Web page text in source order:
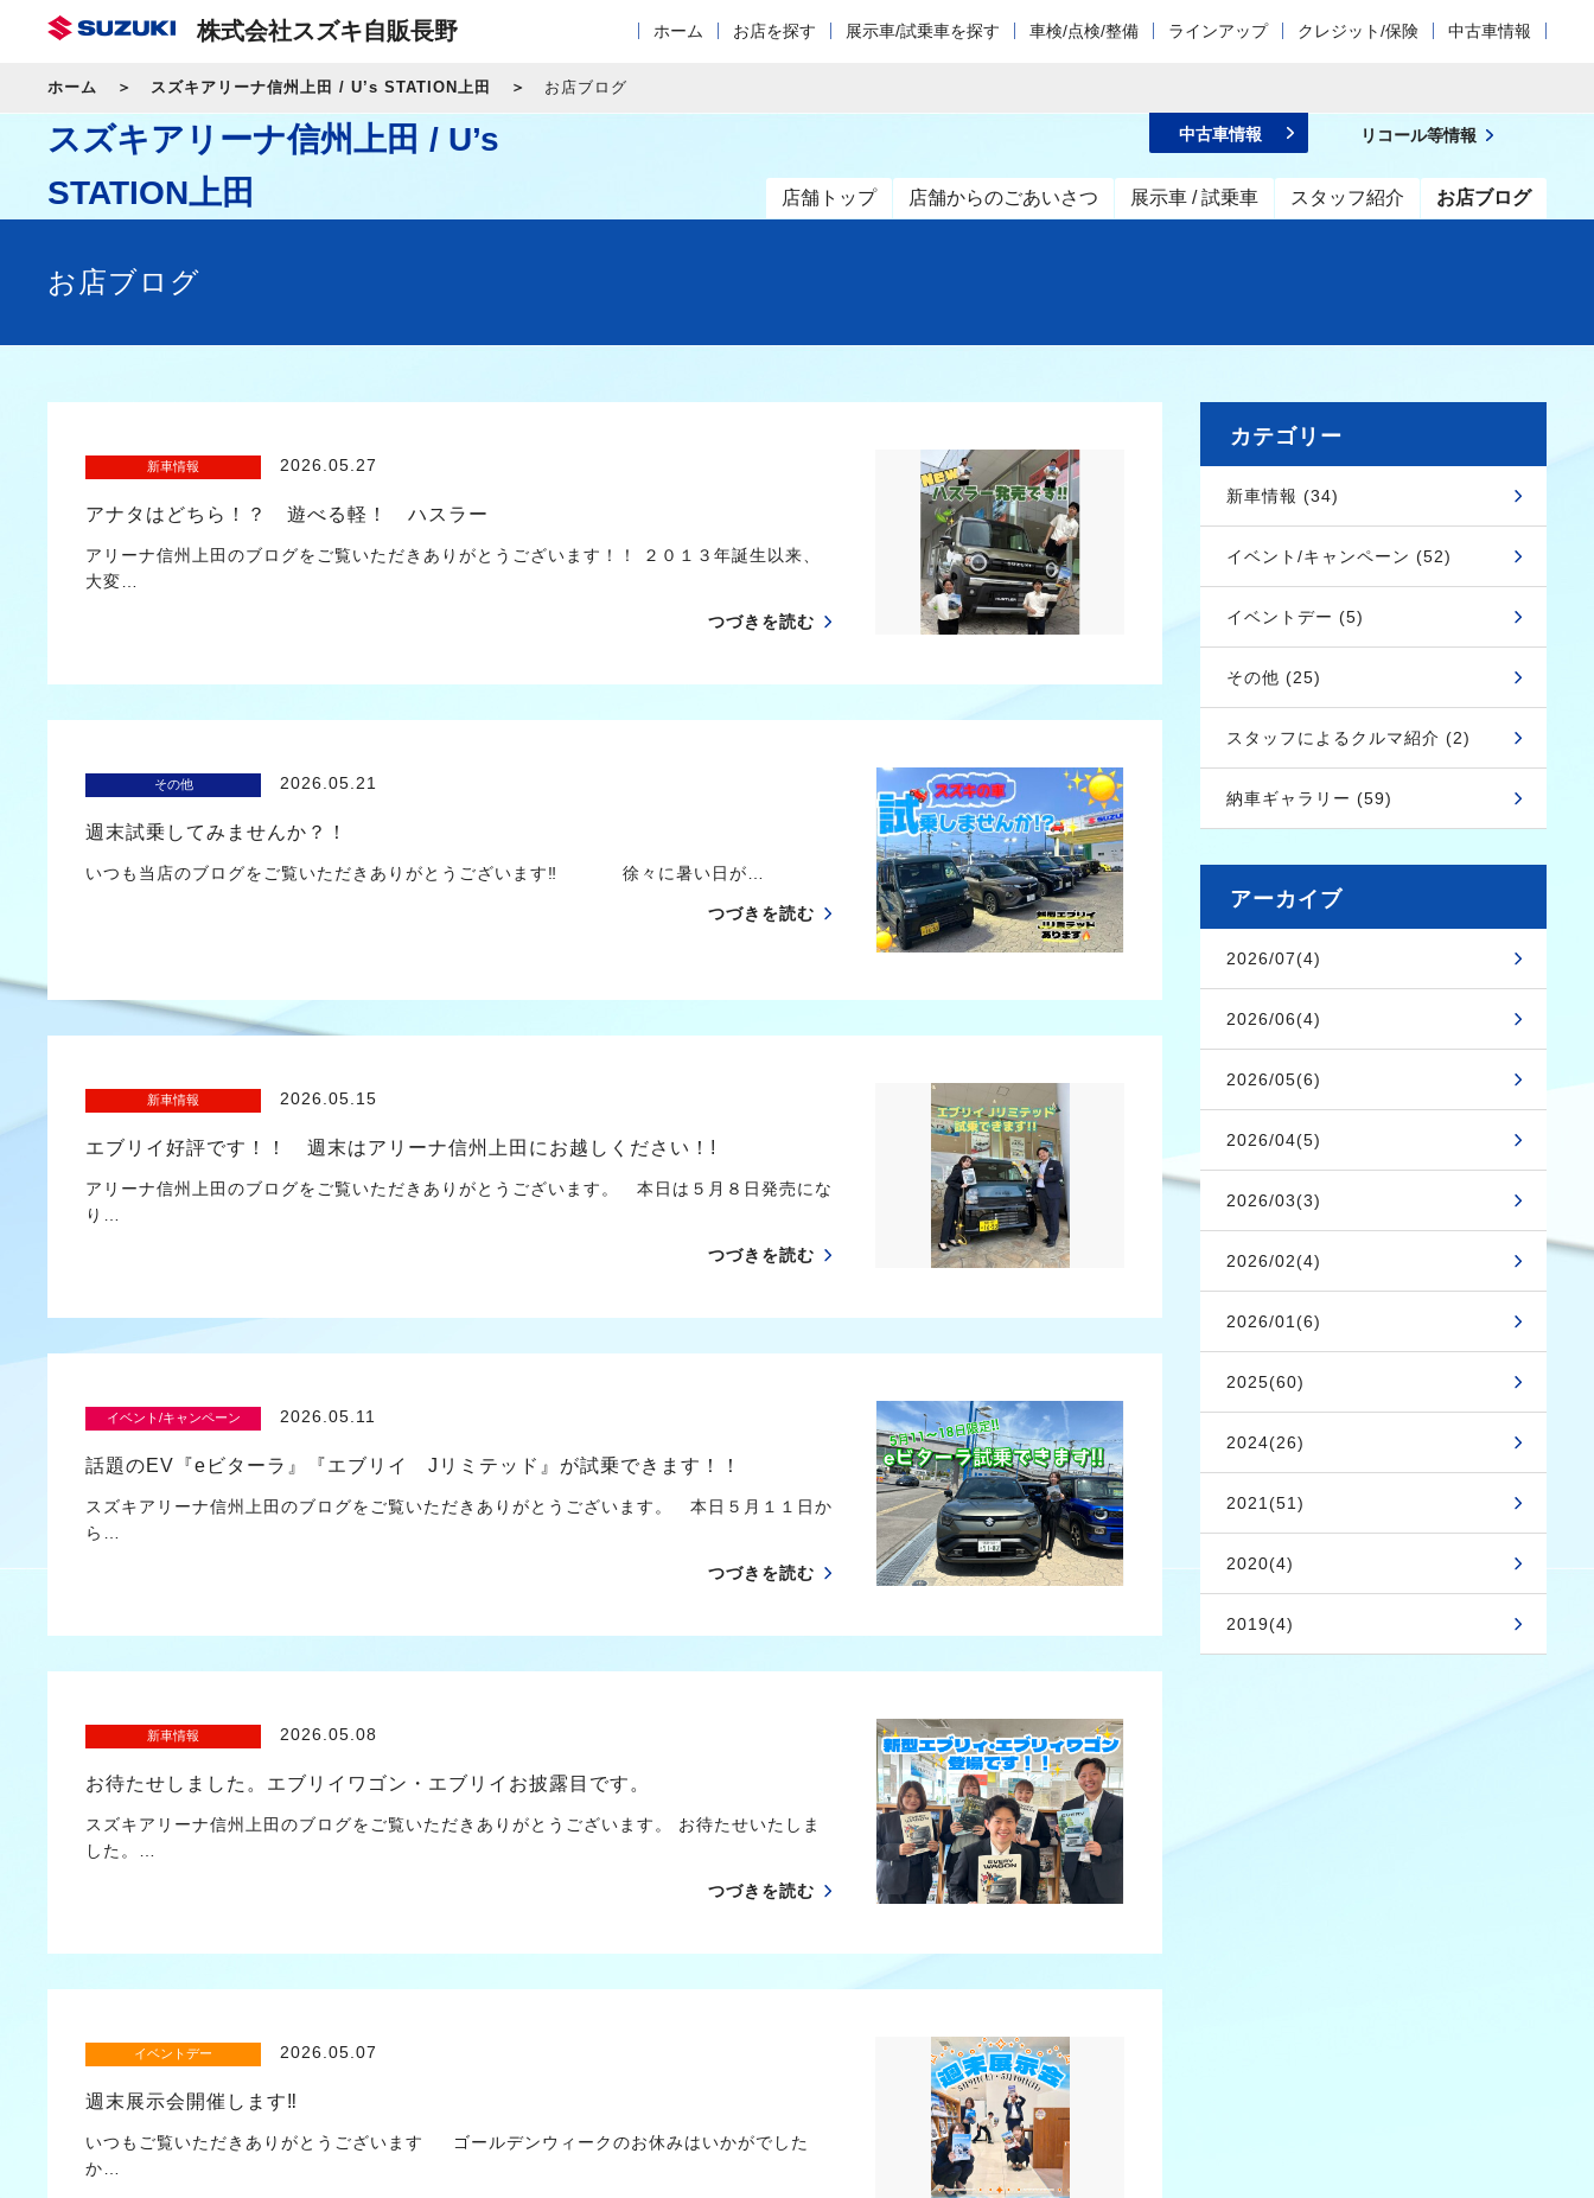
株式会社スズキ自販長野 ホーム お店を探す 展示車/試乗車を探す 車検/点検/整備 ラインアップ クレジット/保険 中古車情報
ホーム スズキアリーナ信州上田 / U’s STATION上田 お店ブログ
スズキアリーナ信州上田 / U’s
STATION上田
店舗トップ 店舗からのごあいさつ 展示車 / 試乗車 スタッフ紹介 お店ブログ
中古車情報 リコール等情報
お店ブログ
新車情報 2026.05.27
アナタはどちら！？ 遊べる軽！ ハスラー
アリーナ信州上田のブログをご覧いただきありがとうございます！！ ２０１３年誕生以来、
大変…
つづきを読む
その他 2026.05.21
週末試乗してみませんか？！
いつも当店のブログをご覧いただきありがとうございます‼ 徐々に暑い日が…
つづきを読む
新車情報 2026.05.15
エブリイ好評です！！ 週末はアリーナ信州上田にお越しください！!
アリーナ信州上田のブログをご覧いただきありがとうございます。 本日は５月８日発売にな
り…
つづきを読む
イベント/キャンペーン 2026.05.11
話題のEV『eビターラ』『エブリイ Jリミテッド』が試乗できます！！
スズキアリーナ信州上田のブログをご覧いただきありがとうございます。 本日５月１１日か
ら…
つづきを読む
新車情報 2026.05.08
お待たせしました。エブリイワゴン・エブリイお披露目です。
スズキアリーナ信州上田のブログをご覧いただきありがとうございます。 お待たせいたしま
した。…
つづきを読む
イベントデー 2026.05.07
週末展示会開催します‼
いつもご覧いただきありがとうございます ゴールデンウィークのお休みはいかがでした
か…
カテゴリー
新車情報 (34)
イベント/キャンペーン (52)
イベントデー (5)
その他 (25)
スタッフによるクルマ紹介 (2)
納車ギャラリー (59)
アーカイブ
2026/07(4)
2026/06(4)
2026/05(6)
2026/04(5)
2026/03(3)
2026/02(4)
2026/01(6)
2025(60)
2024(26)
2021(51)
2020(4)
2019(4)